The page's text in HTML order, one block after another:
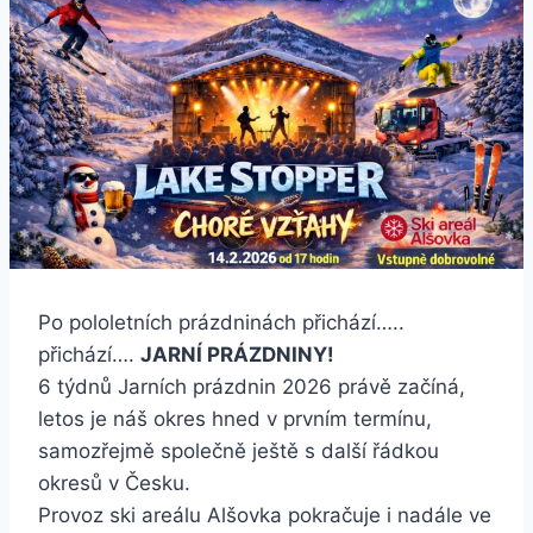
Po pololetních prázdninách přichází…..
přichází…. JARNÍ PRÁZDNINY!
6 týdnů Jarních prázdnin 2026 právě začíná,
letos je náš okres hned v prvním termínu,
samozřejmě společně ještě s další řádkou
okresů v Česku.
Provoz ski areálu Alšovka pokračuje i nadále ve